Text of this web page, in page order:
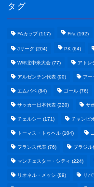
タグ
FAカップ(117) Fifa (192)
Jリーグ (204) PK (64)
W杯北中米大会 (77) アトレ
アルゼンチン代表 (90) アー
エムバペ (84) ゴール (76)
サッカー日本代表 (220) サ
チェルシー (171) チャンピ
トーマス・トゥヘル (104)
フランス代表 (76) ブラジル
マンチェスター・シティ (224)
リオネル・メッシ (89) リバ